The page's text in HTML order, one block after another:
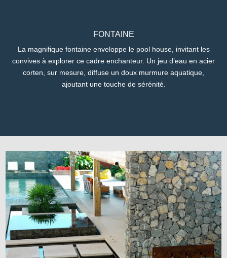
FONTAINE
La magnifique fontaine enveloppe le pool house, invitant les
convives à explorer ce cadre enchanteur. Un jeu d’eau en acier
corten, sur mesure, diffuse un doux murmure aquatique,
ajoutant une touche de sérénité.